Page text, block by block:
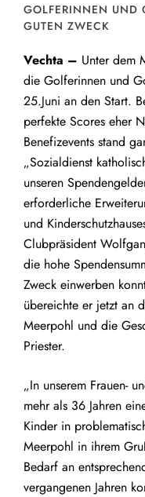
GOLFERINNEN UND
GUTEN ZWECK
Vechta – Unter dem
die Golferinnen und
25.Juni an den Start.
perfekte Scores eher
Benefizevents stand
„Sozialdienst
unseren
erforderliche
und
Clubpräsident
die hohe
Zweck einwerben
übereichte er jetzt an
Meerpohl und die
Priester.
„In unserem Frauen-
mehr als 36 Jahren
Kinder in
Meerpohl in ihrem
Bedarf an
vergangenen Jahren